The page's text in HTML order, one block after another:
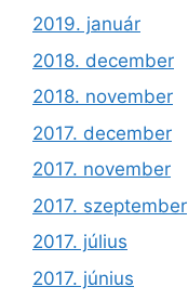
2019. január
2018. december
2018. november
2017. december
2017. november
2017. szeptember
2017. július
2017. június